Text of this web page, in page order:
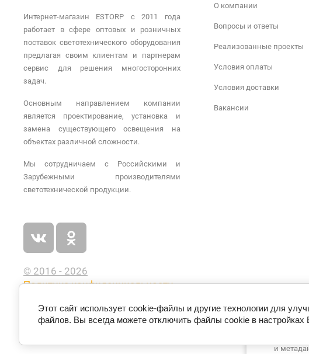
Этот
и
Интернет-магазин ESTORP с 2011 года
работает в сфере оптовых и розничных
поставок светотехнического оборудования
предлагая своим клиентам и партнерам
сервис для решения многосторонних
задач.
Основным направлением компании
является проектирование, установка и
замена существующего освещения на
объектах различной сложности.
Мы сотрудничаем с Российскими и
Зарубежными производителями
светотехнической продукции.
© 2016 - 2026
Политика конфиденциальности
О компании
Вопросы и ответы
Реализованные проекты
Условия оплаты
Условия доставки
Вакансии
Этот сайт использует cookie-файлы и другие технологии для
файлов. Вы всегда можете отключить файлы cookie в настройках